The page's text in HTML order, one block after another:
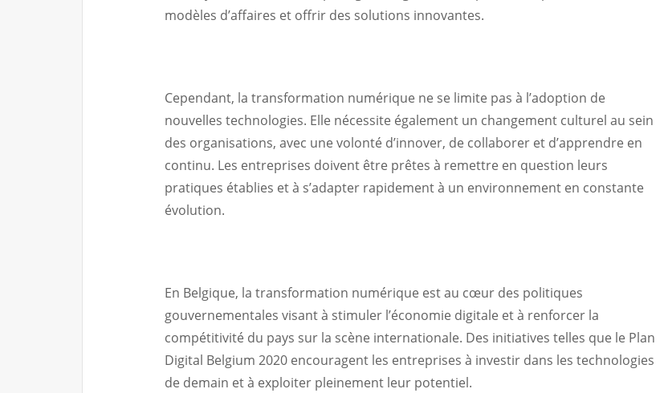
modèles d’affaires et offrir des solutions innovantes.
Cependant, la transformation numérique ne se limite pas à l’adoption de
nouvelles technologies. Elle nécessite également un changement culturel au sein
des organisations, avec une volonté d’innover, de collaborer et d’apprendre en
continu. Les entreprises doivent être prêtes à remettre en question leurs
pratiques établies et à s’adapter rapidement à un environnement en constante
évolution.
En Belgique, la transformation numérique est au cœur des politiques
gouvernementales visant à stimuler l’économie digitale et à renforcer la
compétitivité du pays sur la scène internationale. Des initiatives telles que le Plan
Digital Belgium 2020 encouragent les entreprises à investir dans les technologies
de demain et à exploiter pleinement leur potentiel.